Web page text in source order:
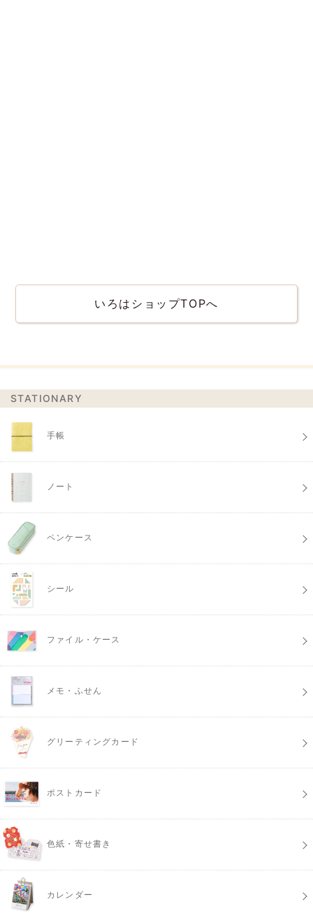
いろはショップTOPへ
STATIONARY
手帳
ノート
ペンケース
シール
ファイル・ケース
メモ・ふせん
グリーティングカード
ポストカード
色紙・寄せ書き
カレンダー